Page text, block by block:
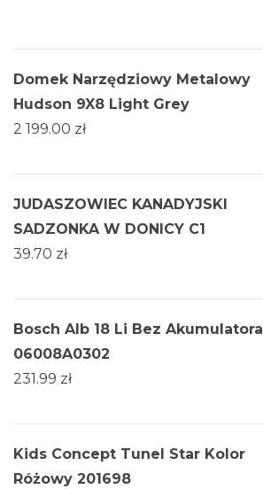
Domek Narzędziowy Metalowy
Hudson 9X8 Light Grey
2 199.00 zł
JUDASZOWIEC KANADYJSKI
SADZONKA W DONICY C1
39.70 zł
Bosch Alb 18 Li Bez Akumulatora
06008A0302
231.99 zł
Kids Concept Tunel Star Kolor
Różowy 201698